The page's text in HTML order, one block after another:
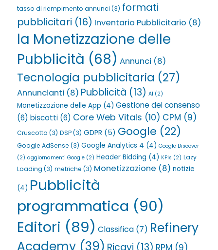
tasso di riempimento annunci (3) formati
pubblicitari (16) Inventario Pubblicitario (8)
la Monetizzazione delle
Pubblicità (68) Annunci (8)
Tecnologia pubblicitaria (27)
Annuncianti (8) Pubblicità (13) AI (2)
Monetizzazione delle App (4) Gestione del consenso
(6) biscotti (6) Core Web Vitals (10) CPM (9)
Cruscotto (3) DSP(3) GDPR (5) Google (22)
Google AdSense (3) Google Analytics 4 (4) Google Discover
(2) aggiornamenti Google (2) Header Bidding (4) KPIs (2) Lazy
Loading (3) metriche (3) Monetizzazione (8) notizie
(4) Pubblicità
programmatica (90)
Editori (89) Classifica (7) Refinery
Academy (39)